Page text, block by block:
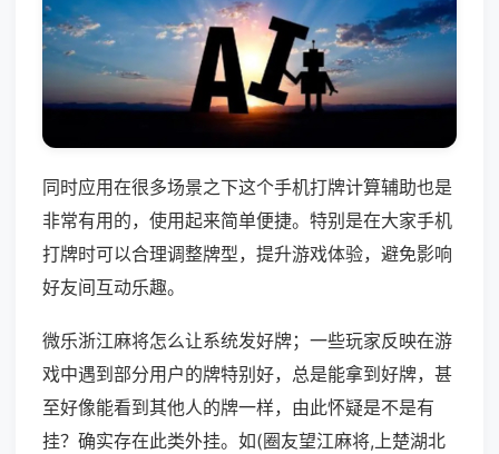
同时应用在很多场景之下这个手机打牌计算辅助也是
非常有用的，使用起来简单便捷。特别是在大家手机
打牌时可以合理调整牌型，提升游戏体验，避免影响
好友间互动乐趣。
微乐浙江麻将怎么让系统发好牌；一些玩家反映在游
戏中遇到部分用户的牌特别好，总是能拿到好牌，甚
至好像能看到其他人的牌一样，由此怀疑是不是有
挂？确实存在此类外挂。如(圈友望江麻将,上楚湖北